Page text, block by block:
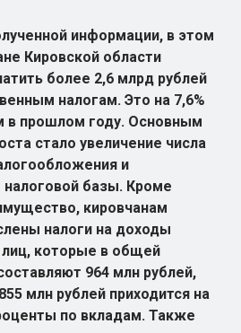
информации, в этом
Кировской области
более 2,6 млрд рублей
налогам. Это на 7,6%
в прошлом году. Основным
стало увеличение числа
и
базы. Кроме
кировчанам
налоги на доходы
лиц, которые в общей
964 млн рублей,
млн рублей приходится на
по вкладам. Также